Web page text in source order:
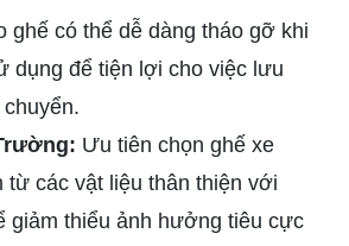
ghế có thể dễ dàng tháo gỡ khi
dụng để tiện lợi cho việc lưu
Ưu tiên chọn ghế xe
từ các vật liệu thân thiện với
giảm thiểu ảnh hưởng tiêu cực